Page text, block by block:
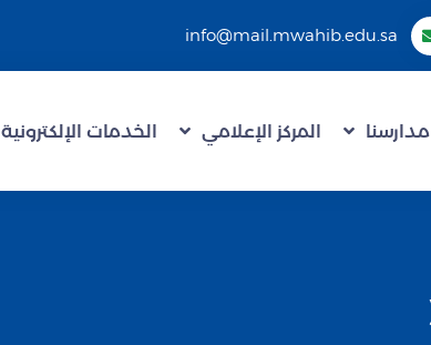
info@mail.mwahib.edu.sa
مدارسنا المركز الإعلامي الخدمات الإلكترونية